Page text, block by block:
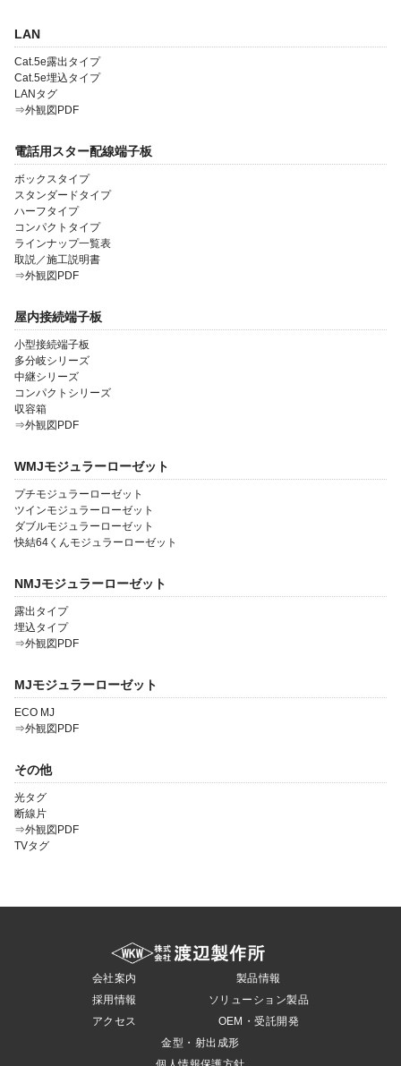
ソリューション製品
LAN
Cat.5e露出タイプ
Cat.5e埋込タイプ
LANタグ
⇒外観図PDF
電話用スター配線端子板
ボックスタイプ
スタンダードタイプ
ハーフタイプ
コンパクトタイプ
ラインナップ一覧表
取説／施工説明書
⇒外観図PDF
屋内接続端子板
小型接続端子板
多分岐シリーズ
中継シリーズ
コンパクトシリーズ
収容箱
⇒外観図PDF
WMJモジュラーローゼット
プチモジュラーローゼット
ツインモジュラーローゼット
ダブルモジュラーローゼット
快結64くんモジュラーローゼット
NMJモジュラーローゼット
露出タイプ
埋込タイプ
⇒外観図PDF
MJモジュラーローゼット
ECO MJ
⇒外観図PDF
その他
光タグ
断線片
⇒外観図PDF
TVタグ
会社案内
採用情報
アクセス
製品情報
ソリューション製品
OEM・受託開発
金型・射出成形